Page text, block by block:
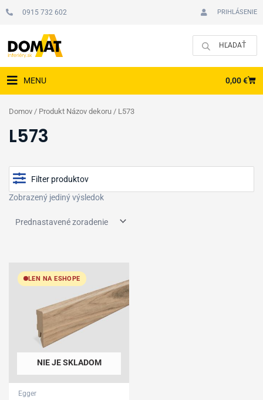
0915 732 602 PRIHLÁSENIE
MENU 0,00€
Domov / Produkt Názov dekoru / L573
L573
Filter produktov
Zobrazený jediný výsledok
LEN NA ESHOPE
NIE JE SKLADOM
Egger